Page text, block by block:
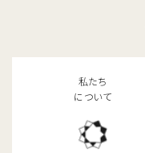
私たち
について